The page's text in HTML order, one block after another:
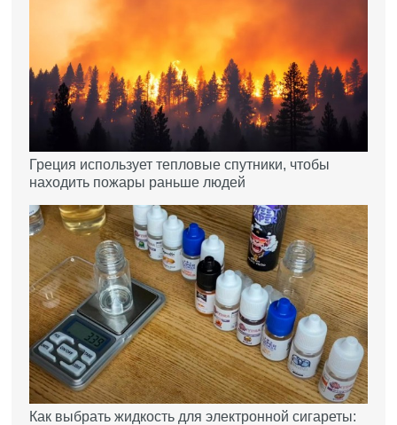
Греция использует тепловые спутники, чтобы
находить пожары раньше людей
Как выбрать жидкость для электронной сигареты: